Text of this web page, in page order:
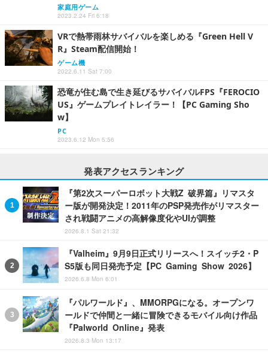
家庭用ゲーム
2023.2.24 Fri 6:18
VRで熱帯雨林サバイバルを楽しめる『Green Hell V
R』Steam配信開始！
ゲーム機
2022.6.11 Sat 7:00
恐竜が住む島で生き延びるサバイバルFPS『FEROCIO
US』ゲームプレイトレイラー！【PC Gaming Sho
w】
PC
2023.6.12 Mon 5:56
発表アクセスランキング
『第2次スーパーロボット大戦Z 破界篇』リマスタ
ー版が開発決定！2011年のPSP発売作がリマスター
され戦闘アニメの高解像度化やUIが調整
2026.8.1 Sat 21:32
『Valheim』9月9日正式リリースへ！スイッチ2・P
S5版も同日発売予定【PC Gaming Show 2026】
2026.6.8 Mon 6:01
『パルワールド』、MMORPGになる。オープンワ
ールドで仲間と一緒に冒険できるモバイル向け作品
『Palworld Online』発表
2026.8.3 Mon 13:17